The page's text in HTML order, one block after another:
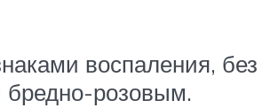
воспаления,
бредно-розовым.